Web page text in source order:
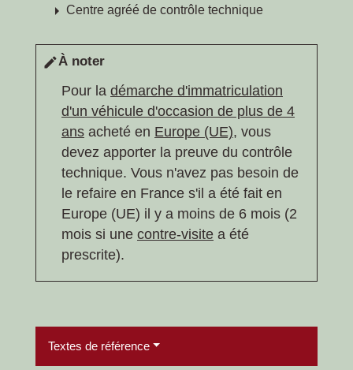
arrow_right Centre agréé de contrôle technique
editÀ noter
Pour la démarche d'immatriculation
d'un véhicule d'occasion de plus de 4
ans acheté en Europe (UE), vous
devez apporter la preuve du contrôle
technique. Vous n'avez pas besoin de
le refaire en France s'il a été fait en
Europe (UE) il y a moins de 6 mois (2
mois si une contre-visite a été
prescrite).
Textes de référence